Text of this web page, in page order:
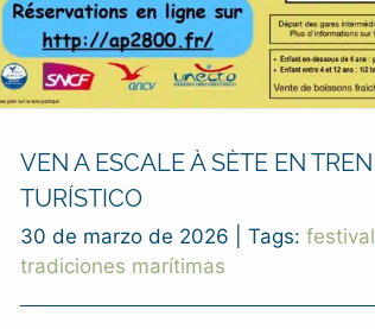
VEN A ESCALE À SÈTE EN TREN
TURÍSTICO
30 de marzo de 2026 Tags: festival
tradiciones marítimas